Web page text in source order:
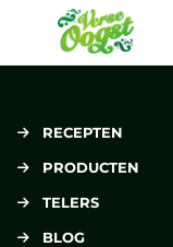
Verse Oogst
RECEPTEN
PRODUCTEN
TELERS
BLOG